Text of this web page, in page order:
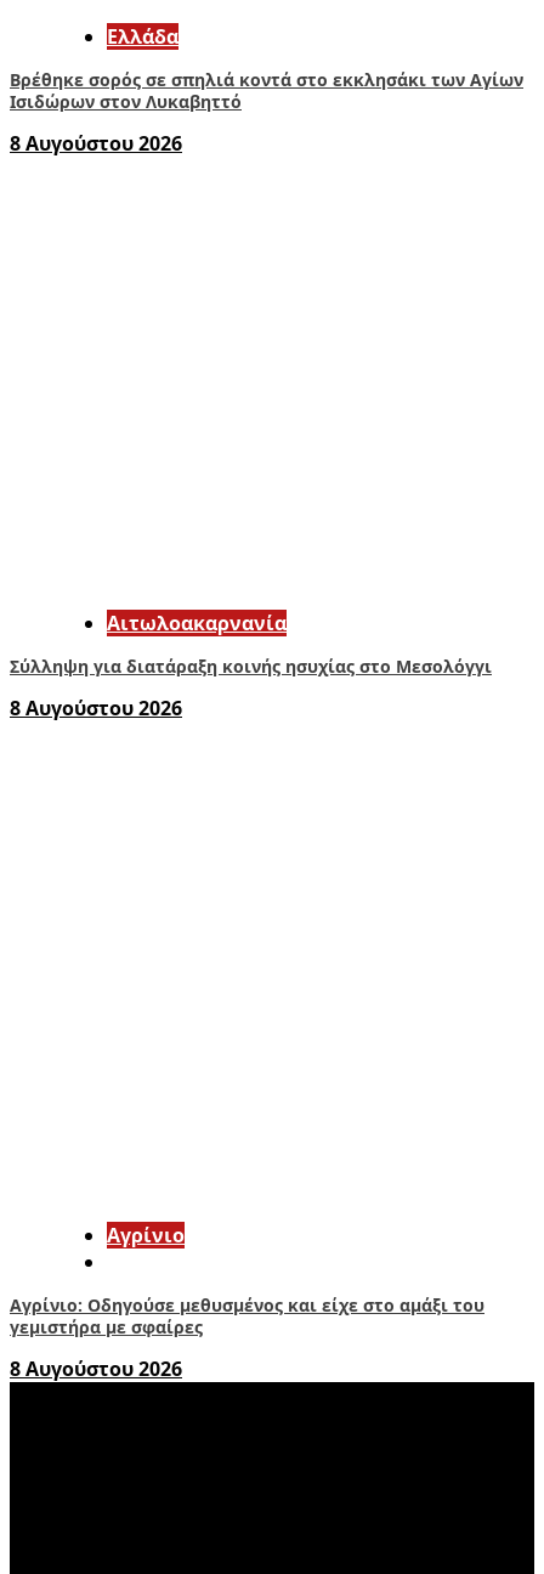
Ελλάδα
Βρέθηκε σορός σε σπηλιά κοντά στο εκκλησάκι των Αγίων
Ισιδώρων στον Λυκαβηττό
8 Αυγούστου 2026
Αιτωλοακαρνανία
Σύλληψη για διατάραξη κοινής ησυχίας στο Μεσολόγγι
8 Αυγούστου 2026
Aγρίνιο
Αγρίνιο: Οδηγούσε μεθυσμένος και είχε στο αμάξι του
γεμιστήρα με σφαίρες
8 Αυγούστου 2026